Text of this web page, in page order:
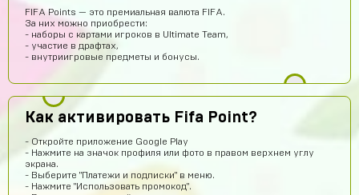
FIFA Points — это премиальная валюта FIFA.
За них можно приобрести:
- наборы с картами игроков в Ultimate Team,
- участие в драфтах,
- внутриигровые предметы и бонусы.
Как активировать Fifa Point?
- Откройте приложение Google Play
- Нажмите на значок профиля или фото в правом верхнем углу
экрана.
- Выберите "Платежи и подписки" в меню.
- Нажмите "Использовать промокод".
Арсений Салтыков
Сайт работает
Кирилл Будник
Норм
Юрий Маслов
Михаил Федоров заходи в игру под этим логином и
паролем и все
здарова